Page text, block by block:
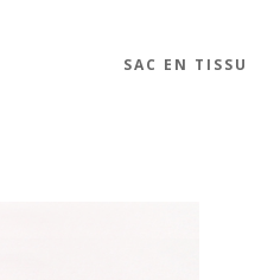
SAC EN TISSU